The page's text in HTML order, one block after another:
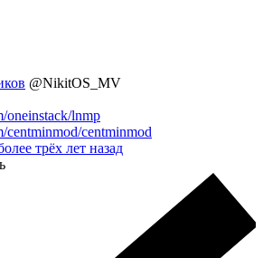
@NikitOS_MV
oneinstack/lnmp
centminmod/centminmod
трёх лет назад